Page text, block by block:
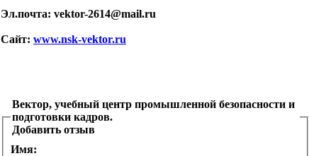
Эл.почта: vektor-2614@mail.ru
Сайт: www.nsk-vektor.ru
Вектор, учебный центр промышленной безопасности и
подготовки кадров.
Добавить отзыв
Имя: